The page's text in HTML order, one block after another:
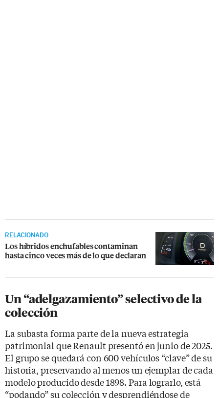
RELACIONADO
Los híbridos enchufables contaminan
hasta cinco veces más de lo que declaran
Un “adelgazamiento” selectivo de la
colección
La subasta forma parte de la nueva estrategia
patrimonial que Renault presentó en junio de 2025.
El grupo se quedará con 600 vehículos “clave” de su
historia, preservando al menos un ejemplar de cada
modelo producido desde 1898. Para lograrlo, está
“podando” su colección y desprendiéndose de